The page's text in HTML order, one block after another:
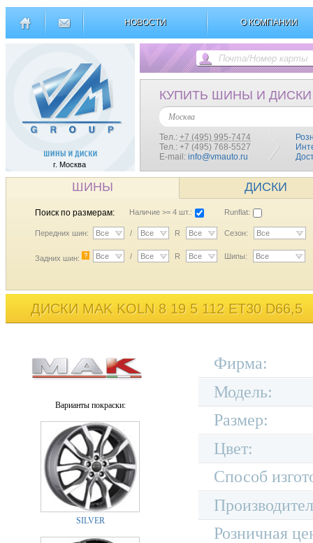
НОВОСТИ О КОМПАНИИ
г. Москва
КУПИТЬ ШИНЫ И ДИСКИ
Москва
Тел.: +7 (495) 995-7474
Тел.: +7 (495) 768-5527
E-mail: info@vmauto.ru
ШИНЫ ДИСКИ
Поиск по размерам: Наличие >= 4 шт.: Runflat:
Передних шин: Все / Все R Все Сезон: Все
Задних шин: ? Все / Все R Все Шипы: Все
ДИСКИ MAK KOLN 8 19 5 112 ET30 D66,5
Варианты покраски:
SILVER
Фирма:
Модель:
Размер:
Цвет:
Способ
Розничная